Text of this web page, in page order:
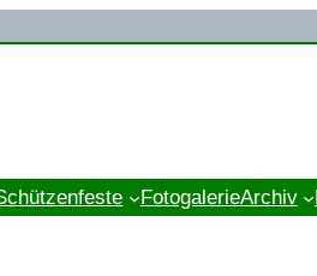
FotogalerieArchiv